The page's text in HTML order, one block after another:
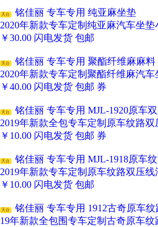
天台
铭佳丽 专车专用 纯亚麻坐垫
2020年新款专车定制纯亚麻汽车坐垫
￥30.00 闪电发货 包邮
天台
铭佳丽 专车专用 聚酯纤维麻麻料
2020年新款专车定制聚酯纤维麻汽
￥40.00 闪电发货 包邮 券
天台
铭佳丽 专车专用 MJL-1920原车
2019年新款全包专车定制原车纹路
￥ 10.00 闪电发货 包邮 券
天台
铭佳丽 专车专用 MJL-1918原车
2019年新款专车定制原车纹路双压线
￥ 10.00 闪电发货 包邮
天台
铭佳丽 专车专用 1912古奇原车
19年新款全包围专车定制古奇原车纹